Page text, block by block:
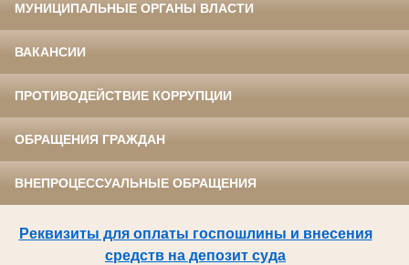
МУНИЦИПАЛЬНЫЕ ОРГАНЫ ВЛАСТИ
ВАКАНСИИ
ПРОТИВОДЕЙСТВИЕ КОРРУПЦИИ
ОБРАЩЕНИЯ ГРАЖДАН
ВНЕПРОЦЕССУАЛЬНЫЕ ОБРАЩЕНИЯ
Реквизиты для оплаты госпошлины и внесения
средств на депозит суда